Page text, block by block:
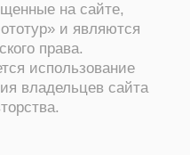
на сайте,
и являются
права.
использование
владельцев сайта